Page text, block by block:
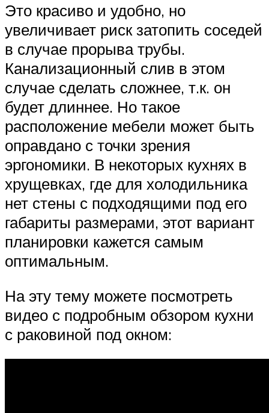
Это красиво и удобно, но
увеличивает риск затопить соседей
в случае прорыва трубы.
Канализационный слив в этом
случае сделать сложнее, т.к. он
будет длиннее. Но такое
расположение мебели может быть
оправдано с точки зрения
эргономики. В некоторых кухнях в
хрущевках, где для холодильника
нет стены с подходящими под его
габариты размерами, этот вариант
планировки кажется самым
оптимальным.
На эту тему можете посмотреть
видео с подробным обзором кухни
с раковиной под окном: